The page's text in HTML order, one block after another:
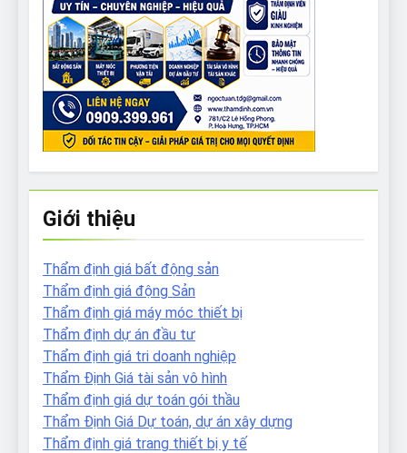
Giới thiệu
Thẩm định giá bất động sản
Thẩm định giá động Sản
Thẩm định giá máy móc thiết bị
Thẩm định dự án đầu tư
Thẩm định giá tri doanh nghiệp
Thẩm Định Giá tài sản vô hình
Thẩm định giá dự toán gói thầu
Thẩm Định Giá Dự toán, dự án xây dựng
Thẩm định giá trang thiết bị y tế